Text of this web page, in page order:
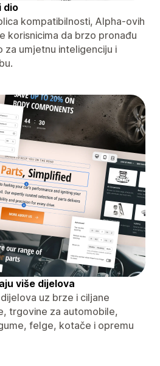
dio
kompatibilnosti, Alpha-ovih
korisnicima da brzo pronađu
za umjetnu inteligenciju i
više dijelova
uz brze i ciljane
trgovine za automobile,
felge, kotače i opremu